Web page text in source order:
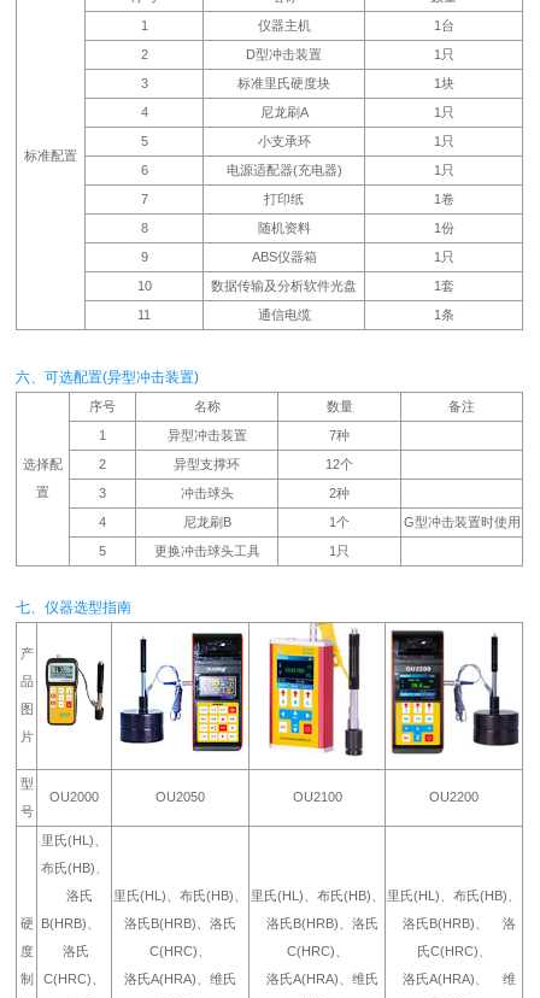
标准配置
1
仪器主机
1台
2
D型冲击装置
1只
3
标准里氏硬度块
1块
4
尼龙刷A
1只
5
小支承环
1只
6
电源适配器(充电器)
1只
7
打印纸
1卷
8
随机资料
1份
9
ABS仪器箱
1只
10
数据传输及分析软件光盘
1套
11
通信电缆 1条
六、可选配置(异型冲击装置)
选择配
置
序号 名称 数量
备注
1
异型冲击装置
7种
2
异型支撑环
12个
3
冲击球头
2种
4
尼龙刷B 1个
G型冲击装置时使用
5
更换冲击球头工具 1只
七、仪器选型指南
产
品
图
片
型
号
OU2000 OU2050 OU2100 OU2200
硬
度
制
里氏(HL)、
布氏(HB)、
洛氏
B(HRB)、
洛氏
C(HRC)、
里氏(HL)、布氏(HB)、
洛氏B(HRB)、洛氏
C(HRC)、
洛氏A(HRA)、维氏
里氏(HL)、布氏(HB)、
洛氏B(HRB)、洛氏
C(HRC)、
洛氏A(HRA)、维氏
里氏(HL)、布氏(HB)、
洛氏B(HRB)、 洛
氏C(HRC)、
洛氏A(HRA)、 维